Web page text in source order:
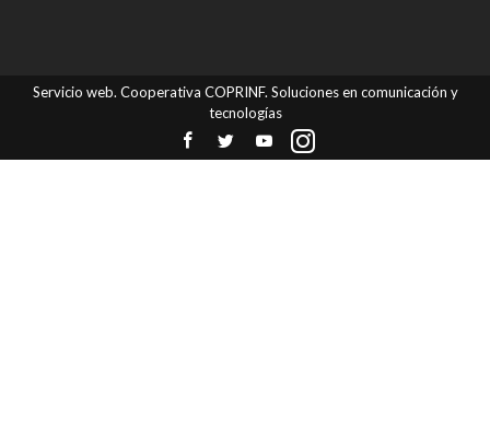
Servicio web. Cooperativa COPRINF. Soluciones en comunicación y
tecnologías